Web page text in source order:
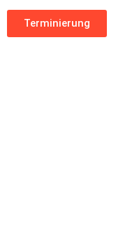
Terminierung